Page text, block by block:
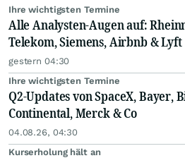
Ihre wichtigsten Termine
Alle Analysten-Augen auf:
Telekom, Siemens, Airbnb & Lyft
gestern 04:30
Ihre wichtigsten Termine
Q2-Updates von SpaceX, Bayer,
Continental, Merck & Co
04.08.26, 04:30
Kurserholung hält an